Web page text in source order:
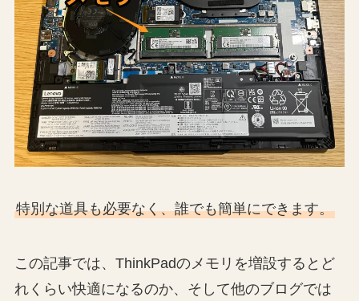
特別な道具も必要なく、誰でも簡単にできます。
この記事では、ThinkPadのメモリを増設するとど
れくらい快適になるのか、そして他のブログでは